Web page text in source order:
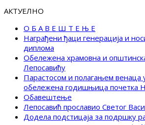
АКТУЕЛНО
О Б А В Е Ш Т Е Њ Е
Награђени ђаци генерација и
диплома
Обележена храмовна и
Лепосавићу
Парастосом и полагањем венаца
обележена годишњица почетка
Обавештење
Лепосавић прославио Светог
Додела подстицаја за подршку